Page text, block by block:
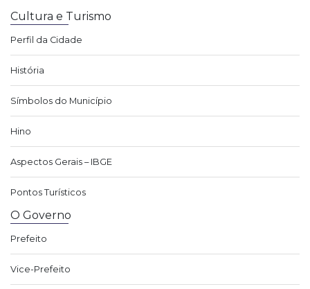
Cultura e Turismo
Perfil da Cidade
História
Símbolos do Município
Hino
Aspectos Gerais – IBGE
Pontos Turísticos
O Governo
Prefeito
Vice-Prefeito